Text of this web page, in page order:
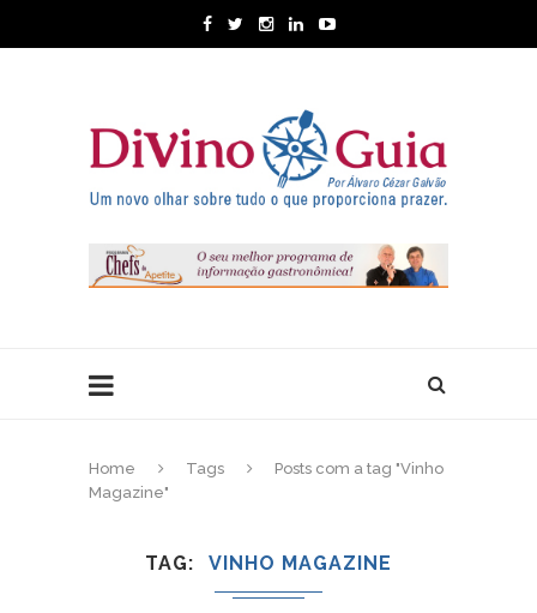
Home Tags
Posts com a tag "Vinho
Magazine"
TAG VINHO MAGAZINE